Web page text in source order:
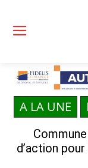
A LA UNE
d’action